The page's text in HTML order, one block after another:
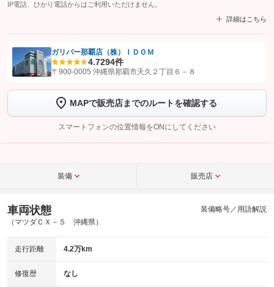
IP電話、ひかり電話からはご利用いただけません。
詳細はこちら
【STEP1】 認証画面でグーネットを友だち追加してから「許可する」ボタンを押
トーク画面で
ボタンをタップして問い合わせを
完了してください。
こちら
ガリバー那覇店（株）ＩＤＯＭ
4.7294件
〒900-0005 沖縄県那覇市天久２丁目６－８
MAPで販売店までのルートを確認する
スマートフォンの位置情報をONにしてください
装備 販売店
車両状態
（マツダＣＸ－５ 沖縄県）
装備略号／用語解説
走行距離 4.2万km
修復歴 なし